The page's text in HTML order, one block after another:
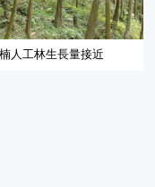
人工林生長量接近